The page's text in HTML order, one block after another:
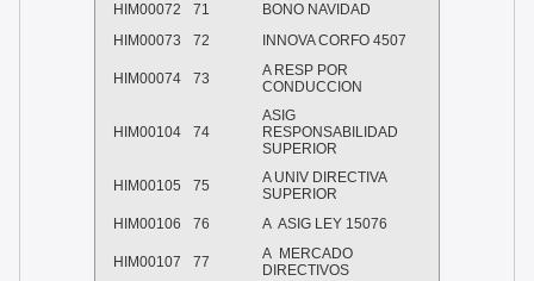
HIM00072
71
BONO NAVIDAD
HIM00073
72 INNOVA CORFO 4507
HIM00074 73
A RESP POR
CONDUCCION
HIM00104 74
ASIG
RESPONSABILIDAD
SUPERIOR
HIM00105 75
A UNIV DIRECTIVA
SUPERIOR
HIM00106
76 A ASIG LEY 15076
HIM00107 77
A MERCADO
DIRECTIVOS